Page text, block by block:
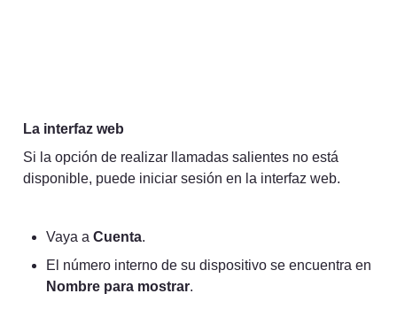
La interfaz web
Si la opción de realizar llamadas salientes no está
disponible, puede iniciar sesión en la interfaz web.
Vaya a Cuenta.
Nombre para mostrar.